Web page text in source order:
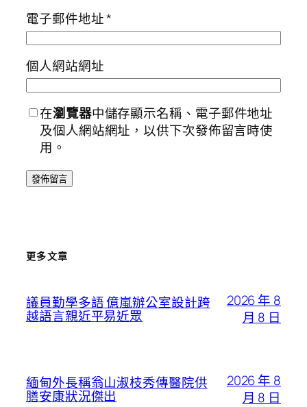
電子郵件地址*
個人網站網址
在瀏覽器中儲存顯示名稱、電子郵件地址
及個人網站網址，以供下次發佈留言時使
用。
更多文章
議員勤學多語 億嵐辦公室設計跨
越語言親近平易近眾
2026 年 8
月 8 日
緬甸外長稱翁山淑枝秀傳醫院供
膳安康狀況傑出
2026 年 8
月 8 日